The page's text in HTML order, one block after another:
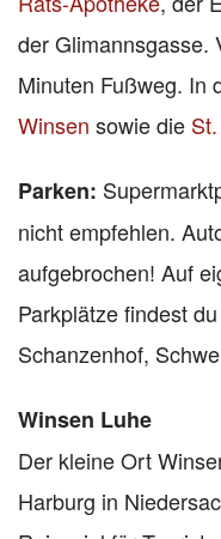
der Glimannsgasse.
Minuten Fußweg. In
Winsen sowie die
Parken:
nicht empfehlen.
aufgebrochen! Auf
Parkplätze findest
Schanzenhof,
Winsen Luhe
Der kleine Ort
Harburg in